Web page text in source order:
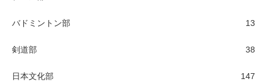
バドミントン部 13
剣道部 38
日本文化部 147